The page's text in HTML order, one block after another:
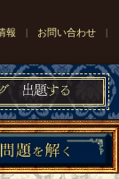
報 | お問い合わせ |